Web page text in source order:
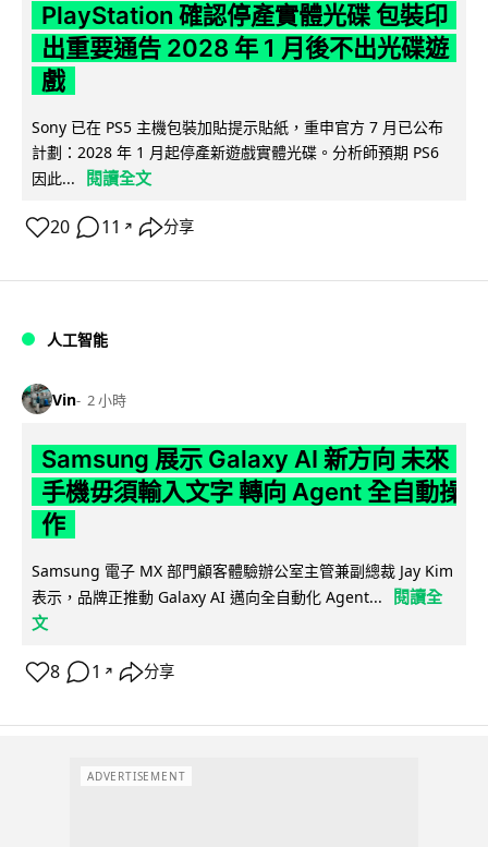
PlayStation 確認停產實體光碟 包裝印
出重要通告 2028 年 1 月後不出光碟遊
戲
Sony 已在 PS5 主機包裝加貼提示貼紙，重申官方 7 月已公布
計劃：2028 年 1 月起停產新遊戲實體光碟。分析師預期 PS6
因此...
閱讀全文
20 11 ↗ 分享
人工智能
Vin 2 小時
Samsung 展示 Galaxy AI 新方向 未來
手機毋須輸入文字 轉向 Agent 全自動操
作
Samsung 電子 MX 部門顧客體驗辦公室主管兼副總裁 Jay Kim
表示，品牌正推動 Galaxy AI 邁向全自動化 Agent...
閱讀全
文
8 1 ↗ 分享
ADVERTISEMENT